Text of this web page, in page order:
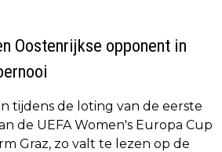
Oostenrijkse opponent in
tijdens de loting van de eerste
de UEFA Women's Europa Cup
Graz, zo valt te lezen op de